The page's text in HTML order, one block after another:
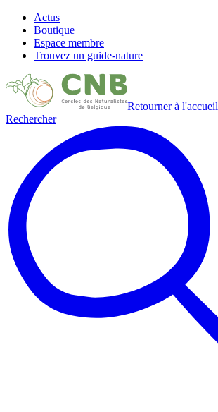
Actus
Boutique
Espace membre
Trouvez un guide-nature
Retourner à l'accueil
Rechercher